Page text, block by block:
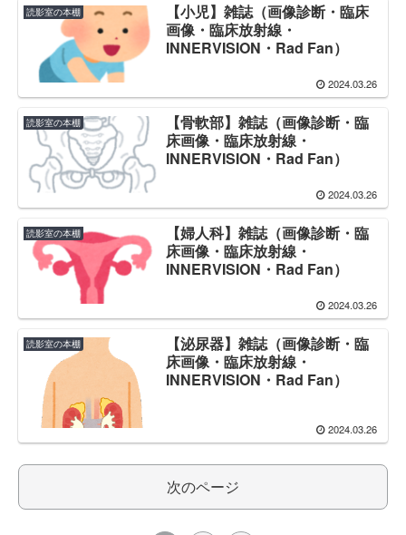
読影室の本棚
【小児】雑誌（画像診断・臨床
画像・臨床放射線・
INNERVISION・Rad Fan）
2024.03.26
読影室の本棚
【骨軟部】雑誌（画像診断・臨
床画像・臨床放射線・
INNERVISION・Rad Fan）
2024.03.26
読影室の本棚
【婦人科】雑誌（画像診断・臨
床画像・臨床放射線・
INNERVISION・Rad Fan）
2024.03.26
読影室の本棚
【泌尿器】雑誌（画像診断・臨
床画像・臨床放射線・
INNERVISION・Rad Fan）
2024.03.26
次のページ